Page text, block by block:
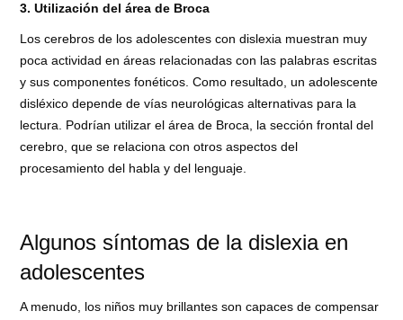
3. Utilización del área de Broca
Los cerebros de los adolescentes con dislexia muestran muy
poca actividad en áreas relacionadas con las palabras escritas
y sus componentes fonéticos. Como resultado, un adolescente
disléxico depende de vías neurológicas alternativas para la
lectura. Podrían utilizar el área de Broca, la sección frontal del
cerebro, que se relaciona con otros aspectos del
procesamiento del habla y del lenguaje.
Algunos síntomas de la dislexia en
adolescentes
A menudo, los niños muy brillantes son capaces de compensar